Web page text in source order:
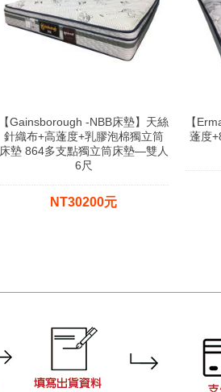
【Gainsborough -NBB床墊】天絲
針織布+高蓬度+乳膠泡棉獨立筒
床墊 864多支點獨立筒床墊—雙人
6尺
NT30200元
【
蓬度